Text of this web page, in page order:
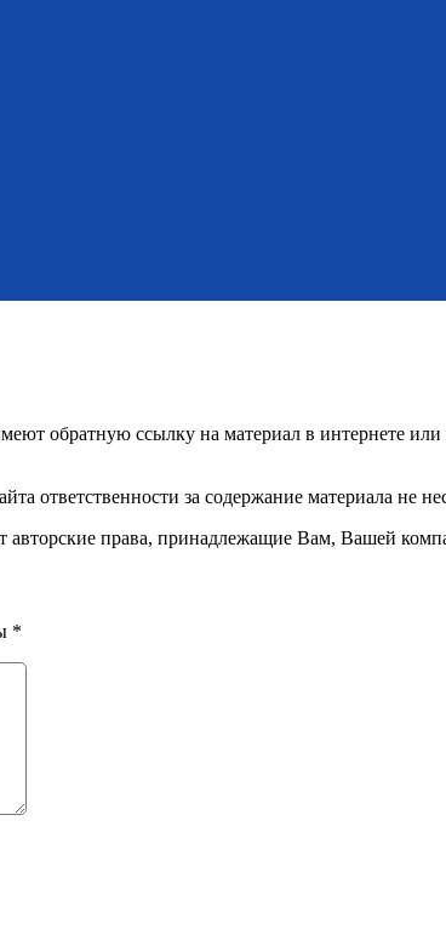
обратную ссылку на материал в интернете
ответственности за содержание материала не
права, принадлежащие Вам, Вашей
*